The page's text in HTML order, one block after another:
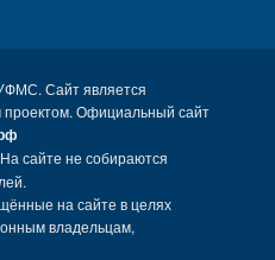
Сайт является
Официальный сайт
На сайте не собираются
на сайте в целях
владельцам,